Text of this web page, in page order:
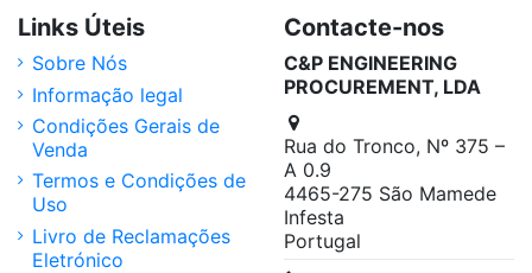
Links Úteis
Sobre Nós
Informação legal
Condições Gerais de
Venda
Termos e Condições de
Uso
Livro de Reclamações
Eletrónico
Contacte-nos
C&P ENGINEERING
PROCUREMENT, LDA
Rua do Tronco, Nº 375 –
A 0.9
4465-275 São Mamede
Infesta
Portugal